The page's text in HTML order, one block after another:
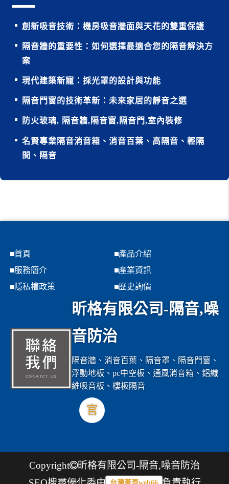
創新吸音技術：機房吸音牆面與天花的雙重保護
隔音牆的重要性：如何選擇最適合您的隔音解決方
案
現代建築新寵：採光罩的設計與功能
隔音門窗的技術革新：未來家居的靜音之選
防火玻璃, 隔音牆,隔音窗,隔音門,室內裝修
名賢專業隔音消音箱、消音百葉、高隔音、輕隔
間、隔音
首頁
產品介紹
服務簡介
產業資訊
隱私權政策
歷史詢價
昕格有限公司-隔音,噪
音防治
隔音牆、消音百葉、隔音罩、隔音門窗、
浮動地板、pc中空板、通風消音箱、鋁纖
維吸音板、樓板隔音
官
Copyright
昕格有限公司-隔音,噪音防治